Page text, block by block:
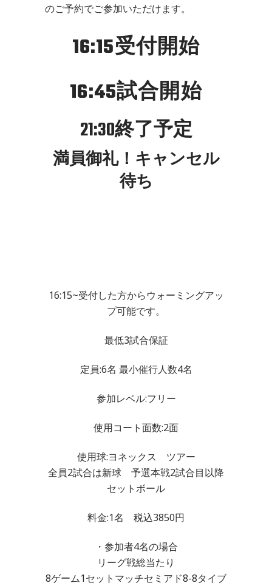
のご予約でご参加いただけます。
16:15受付開始
16:45試合開始
21:30終了予定
満員御礼！キャンセル
待ち
16:15~受付した方からウォーミングアッ
プ可能です。
最低3試合保証
定員:6名 最小催行人数4名
参加レベル:フリー
使用コート面数:2面
使用球:ヨネックス ツアー
全員2試合は新球 予選本戦2試合目以降
セットボール
料金:1名 税込3850円
・参加者4名の場合
リーグ戦総当たり
8ゲーム1セットマッチセミアド8-8タイブ